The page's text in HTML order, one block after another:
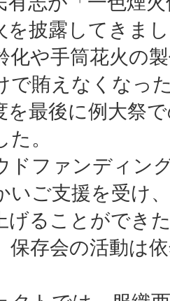
を披露してきま
化や手筒花火の
で賄えなくなっ
を最後に例大祭
。
ドファンディン
いご支援を受け
げることができ
保存会の活動は